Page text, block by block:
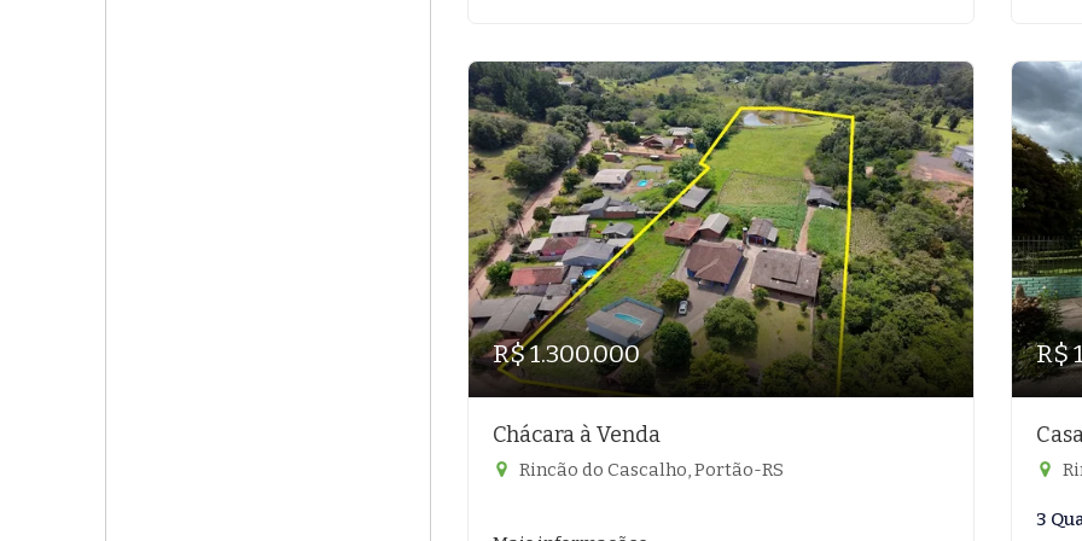
R$ 1.300.000
Chácara à Venda
Rincão do Cascalho, Portão-RS
R$
3